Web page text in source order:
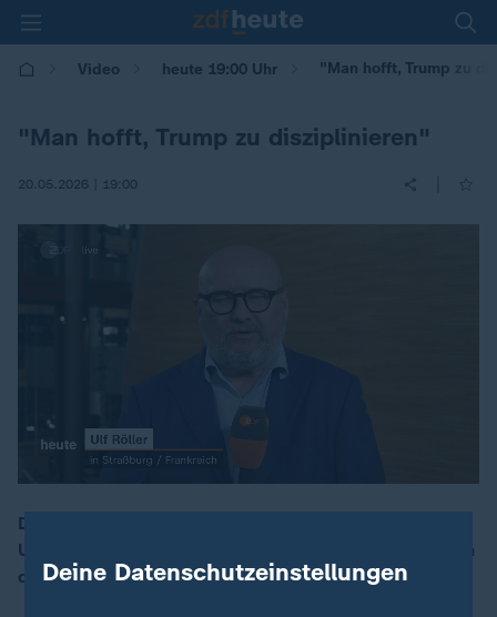
Video heute 19:00 Uhr "Man hofft, Trump zu
"Man hofft, Trump zu disziplinieren"
20.05.2026 | 19:00
00:17
Die EU hat sich geeinigt, das Zollabkommen mit den
USA steht. ZDF-Korrespondent Ulf Röller berichtet von
den Verhandlungen in Straßburg.
Deine Datenschutzeinstellungen